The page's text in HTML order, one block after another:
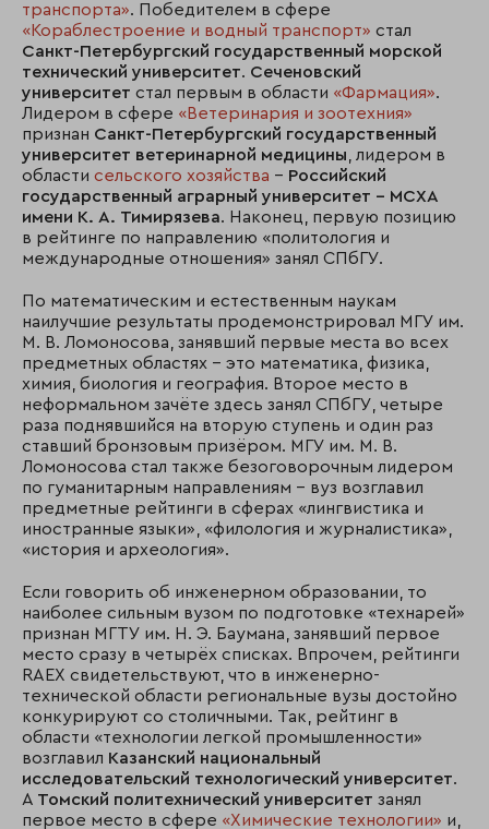
транспорта». Победителем в сфере
«Кораблестроение и водный транспорт» стал
Санкт-Петербургский государственный морской
технический университет. Сеченовский
университет стал первым в области «Фармация».
Лидером в сфере «Ветеринария и зоотехния»
признан Санкт-Петербургский государственный
университет ветеринарной медицины , лидером в
области сельского хозяйства – Российский
государственный аграрный университет – МСХА
имени К. А. Тимирязева. Наконец, первую позицию
в рейтинге по направлению «политология и
международные отношения» занял СПбГУ.
По математическим и естественным наукам
наилучшие результаты продемонстрировал МГУ им.
М. В. Ломоносова, занявший первые места во всех
предметных областях – это математика, физика,
химия, биология и география. Второе место в
неформальном зачёте здесь занял СПбГУ, четыре
раза поднявшийся на вторую ступень и один раз
ставший бронзовым призёром. МГУ им. М. В.
Ломоносова стал также безоговорочным лидером
по гуманитарным направлениям – вуз возглавил
предметные рейтинги в сферах «лингвистика и
иностранные языки», «филология и журналистика»,
«история и археология».
Если говорить об инженерном образовании, то
наиболее сильным вузом по подготовке «технарей»
признан МГТУ им. Н. Э. Баумана, занявший первое
место сразу в четырёх списках. Впрочем, рейтинги
RAEX свидетельствуют, что в инженерно-
технической области региональные вузы достойно
конкурируют со столичными. Так, рейтинг в
области «технологии легкой промышленности»
возглавил Казанский национальный
исследовательский технологический университет.
А Томский политехнический университет занял
первое место в сфере «Химические технологии» и,